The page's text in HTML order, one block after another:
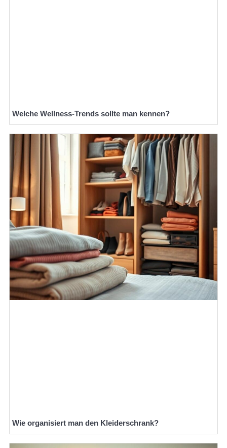
Welche Wellness-Trends sollte man kennen?
Wie organisiert man den Kleiderschrank?